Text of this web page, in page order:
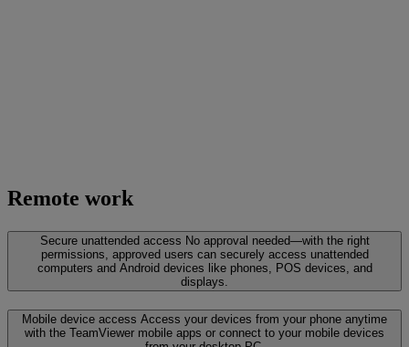
Remote work
Secure unattended access No approval needed—with the right
permissions, approved users can securely access unattended
computers and Android devices like phones, POS devices, and
displays.
Mobile device access Access your devices from your phone anytime
with the TeamViewer mobile apps or connect to your mobile devices